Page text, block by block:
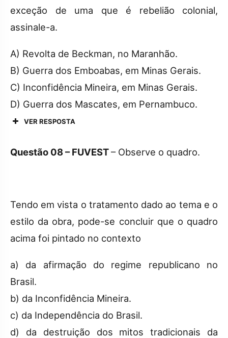
exceção de uma que é rebelião colonial,
assinale-a.
A) Revolta de Beckman, no Maranhão.
B) Guerra dos Emboabas, em Minas Gerais.
C) Inconfidência Mineira, em Minas Gerais.
D) Guerra dos Mascates, em Pernambuco.
VER RESPOSTA
Questão 08 –FUVEST– Observe o quadro.
Tendo em vista o tratamento dado ao tema e o
estilo da obra, pode-se concluir que o quadro
acima foi pintado no contexto
a) da afirmação do regime republicano no
Brasil.
b) da Inconfidência Mineira.
c) da Independência do Brasil.
d) da destruição dos mitos tradicionais da